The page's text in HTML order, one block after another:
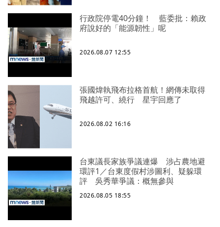
行政院停電40分鐘！ 藍委批：賴政
府說好的「能源韌性」呢
2026.08.07 12:55
張國煒執飛布拉格首航！網傳未取得
飛越許可、繞行 星宇回應了
2026.08.02 16:16
台東議長家族爭議連爆 涉占農地避
環評1／台東度假村涉圖利、疑躲環
評 吳秀華爭議：概無參與
2026.08.05 18:55